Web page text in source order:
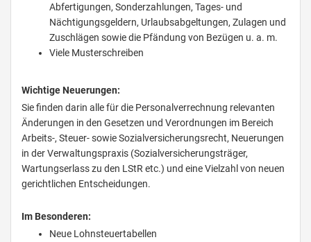
Abfertigungen, Sonderzahlungen, Tages- und
Nächtigungsgeldern, Urlaubsabgeltungen, Zulagen und
Zuschlägen sowie die Pfändung von Bezügen u. a. m.
Viele Musterschreiben
Wichtige Neuerungen:
Sie finden darin alle für die Personalverrechnung relevanten
Änderungen in den Gesetzen und Verordnungen im Bereich
Arbeits-, Steuer- sowie Sozialversicherungsrecht, Neuerungen
in der Verwaltungspraxis (Sozialversicherungsträger,
Wartungserlass zu den LStR etc.) und eine Vielzahl von neuen
gerichtlichen Entscheidungen.
Im Besonderen:
Neue Lohnsteuertabellen